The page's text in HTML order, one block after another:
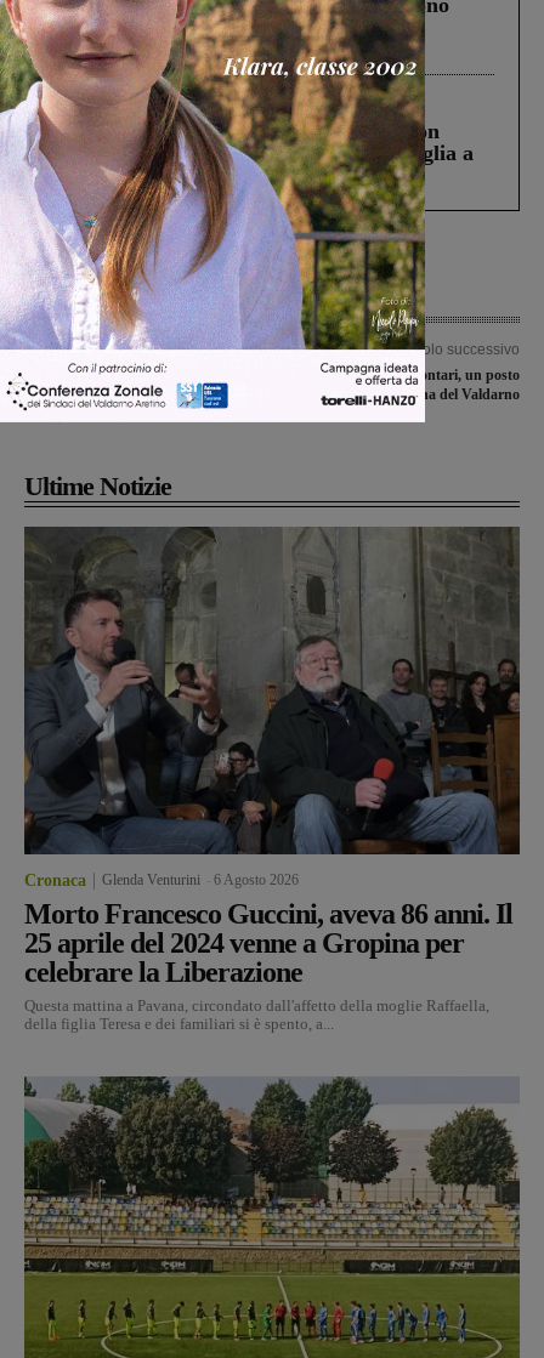
Un anno fa la strage in A1 in cui morirono
Gianni, Giulia e Franco. Lo schianto, il
processo, lo stop ai sorpassi fra tir....
Cronaca 3 Agosto 2026
Scomparso da una struttura di Castiglion
Fiorentino l’uomo che aveva ucciso la figlia a
Levane nel 2020
Articolo precedente
Valdarnesi in Coppa Toscana, i
risultati nella seconda giornata dei
triangolari del primo turno
Articolo successivo
Bando per giovani volontari, un posto
alla Cna del Valdarno
Ultime Notizie
Cronaca Glenda Venturini 6 Agosto 2026
Morto Francesco Guccini, aveva 86 anni. Il
25 aprile del 2024 venne a Gropina per
celebrare la Liberazione
Questa mattina a Pavana, circondato dall'affetto della moglie Raffaella,
della figlia Teresa e dei familiari si è spento, a...